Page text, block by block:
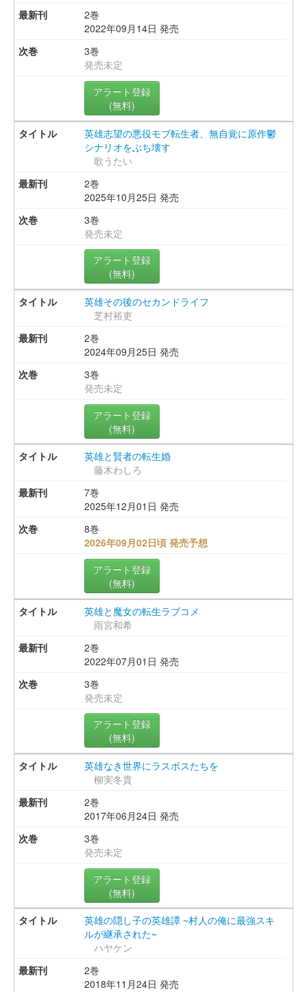
2巻
2022年09月14日 発売
3巻
発売未定
アラート登録
(無料)
英雄志望の悪役モブ転生者、無自覚に原作鬱
シナリオをぶち壊す
歌うたい
2巻
2025年10月25日 発売
3巻
発売未定
アラート登録
(無料)
英雄その後のセカンドライフ
芝村裕吏
2巻
2024年09月25日 発売
3巻
発売未定
アラート登録
(無料)
英雄と賢者の転生婚
藤木わしろ
7巻
2025年12月01日 発売
8巻
2026年09月02日頃 発売予想
アラート登録
(無料)
英雄と魔女の転生ラブコメ
雨宮和希
2巻
2022年07月01日 発売
3巻
発売未定
アラート登録
(無料)
英雄なき世界にラスボスたちを
柳実冬貴
2巻
2017年06月24日 発売
3巻
発売未定
アラート登録
(無料)
英雄の隠し子の英雄譚 ~村人の俺に最強スキ
ルが継承された~
ハヤケン
2巻
2018年11月24日 発売